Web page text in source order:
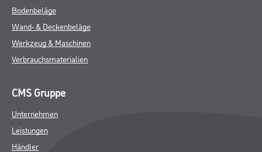
Bodenbeläge
Wand- & Deckenbeläge
Werkzeug & Maschinen
Verbrauchsmaterialien
CMS Gruppe
Unternehmen
Leistungen
Händler